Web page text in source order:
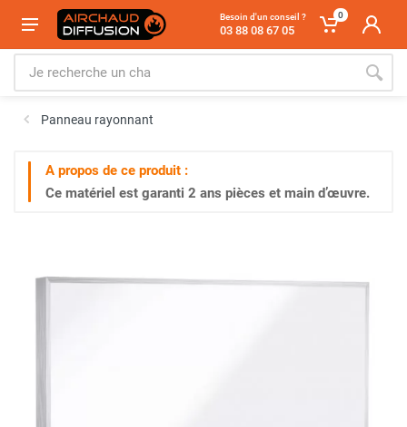
Besoin d'un conseil ?
03 88 08 67 05
0
Panneau rayonnant
A propos de ce produit :
Ce matériel est garanti 2 ans pièces et main d’œuvre.